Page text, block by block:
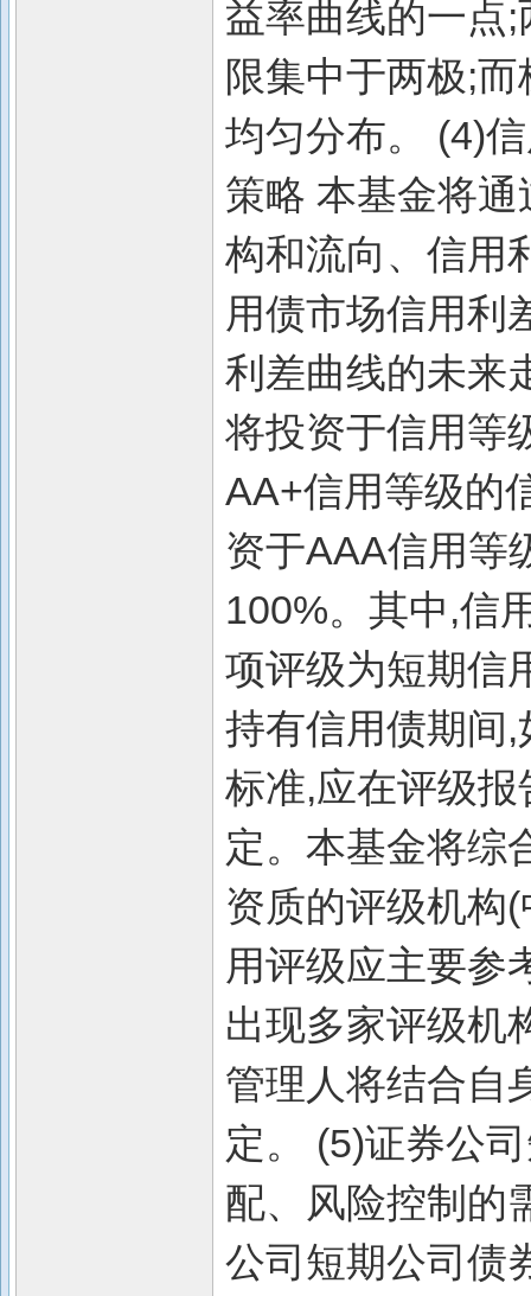
益率曲线的一点
限集中于两极;
均匀分布。 (4)
策略 本基金将
构和流向、信用
用债市场信用利
利差曲线的未来
将投资于信用等
AA+信用等级的
资于AAA信用等
100%。其中,信
项评级为短期信
持有信用债期间
标准,应在评级
定。本基金将综
资质的评级机构
用评级应主要参
出现多家评级机
管理人将结合自
定。 (5)证券公
配、风险控制的
公司短期公司债